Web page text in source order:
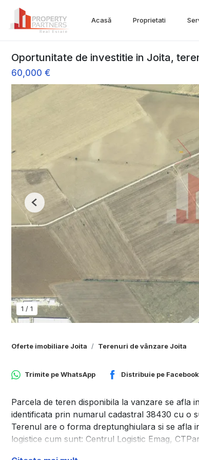
Acasă Proprietati
Oportunitate de investitie in Joita,
60,000 €
1 / 1
Previous
Oferte imobiliare Joita Terenuri de vânzare Joita
Trimite peWhatsApp Distribuie pe Facebook
Parcela de teren disponibila la vanzare se afla
identificata prin numarul cadastral 38430 cu o
Terenul are o forma dreptunghiulara si se afla
logistice cum sunt: Centrul Logistic Emag,